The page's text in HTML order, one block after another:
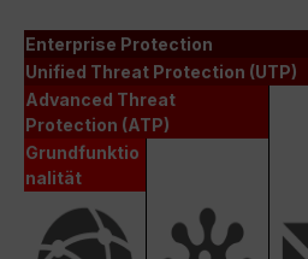
Enterprise Protection
Unified Threat Protection (UTP)
Advanced Threat
Protection (ATP)
Grundfunktio
nalität